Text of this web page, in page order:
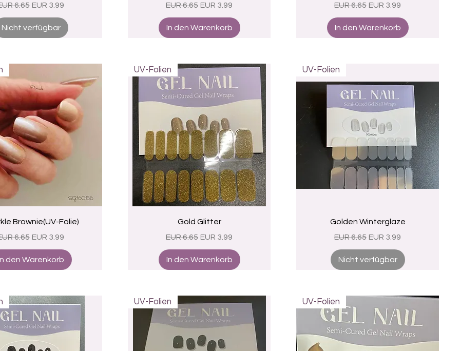
6.65 Sale-Preis
EUR 3.99
Nicht verfügbar
Standardpreis
EUR 6.65 Sale-Preis
EUR 3.99
In den Warenkorb
Standardpreis
EUR 6.65 Sale-Preis
EUR 3.99
In den Warenkorb
Schnellansicht
Brownie(UV-Folie)
6.65 Sale-Preis
EUR 3.99
den Warenkorb
Schnellansicht
UV-Folien
Gold Glitter
Standardpreis
EUR 6.65 Sale-Preis
EUR 3.99
In den Warenkorb
Schnellansicht
UV-Folien
Golden Winterglaze
Standardpreis
EUR 6.65 Sale-Preis
EUR 3.99
Nicht verfügbar
UV-Folien UV-Folien